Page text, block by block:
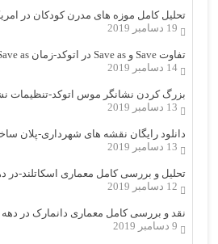
تحلیل کامل موزه های مدرن کودکان در
19 دسامبر 2019
تفاوت Save و Save as در اتوکد-زمان autocad Save as
14 دسامبر 2019
بزرگ کردن نشانگر موس اتوکد-تنظیمات
13 دسامبر 2019
دانلود رایگان نقشه های شهرداری-پلان
13 دسامبر 2019
تحلیل و بررسی کامل معماری اسکاتلند-در
12 دسامبر 2019
نقد و بررسی کامل معماری دانمارک در
9 دسامبر 2019